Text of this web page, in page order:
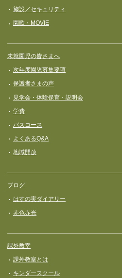
施設／セキュリティ
園歌・MOVIE
未就園児の皆さまへ
次年度園児募集要項
保護者さまの声
見学会・体験保育・説明会
学費
バスコース
よくあるQ&A
地域開放
ブログ
はすの実ダイアリー
赤色赤光
課外教室
課外教室とは
キンダースクール